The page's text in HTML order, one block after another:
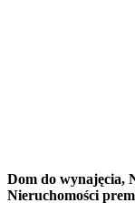
Dom do wynajęcia,
Nieruchomości